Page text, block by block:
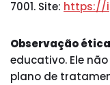
7001. Site: https://
Observação
educativo. Ele
plano de